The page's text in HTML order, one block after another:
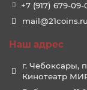
+7 (917) 679-09-
mail@21coins.ru
Наш адрес
г. Чебоксары,
Кинотеатр